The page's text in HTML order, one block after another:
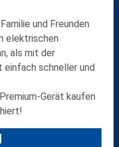
und Freunden
elektrischen
als mit der
einfach schneller und
Gerät kaufen